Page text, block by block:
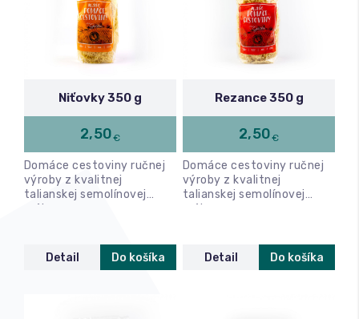
Fitness
Niťovky 350 g
2,50€
Domáce cestoviny ručnej
výroby z kvalitnej
talianskej semolínovej
múky.
Detail Do košíka
Rezance 350 g
2,50€
Domáce cestoviny ručnej
výroby z kvalitnej
talianskej semolínovej
múky.
Detail Do košíka